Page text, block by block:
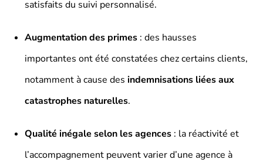
satisfaits du suivi personnalisé.
Augmentation des primes : des hausses
importantes ont été constatées chez certains clients,
notamment à cause desindemnisations liées aux
catastrophes naturelles.
Qualité inégale selon les agences : la réactivité et
l’accompagnement peuvent varier d’une agence à